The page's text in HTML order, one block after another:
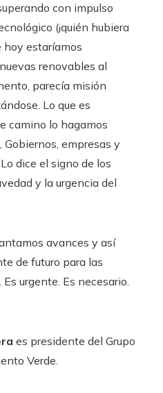
con impulso
(¡quién hubiera
hoy estaríamos
renovables al
parecía misión
Lo que es
camino lo hagamos
empresas y
dice el signo de los
y la urgencia del
avances y así
de futuro para las
urgente. Es necesario.
es presidente del Grupo
Verde.